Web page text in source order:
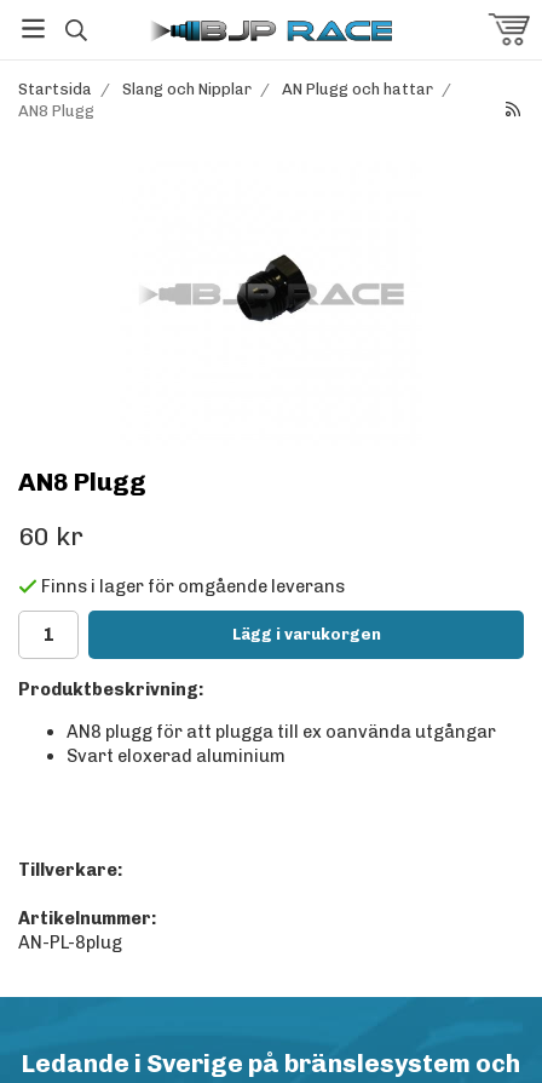
Startsida / Slang och Nipplar / AN Plugg och hattar /
AN8 Plugg
AN8 Plugg
60 kr
Finns i lager för omgående leverans
Lägg i varukorgen
Produktbeskrivning:
AN8 plugg för att plugga till ex oanvända utgångar
Svart eloxerad aluminium
Tillverkare:
Artikelnummer:
AN-PL-8plug
Ledande i Sverige på bränslesystem och